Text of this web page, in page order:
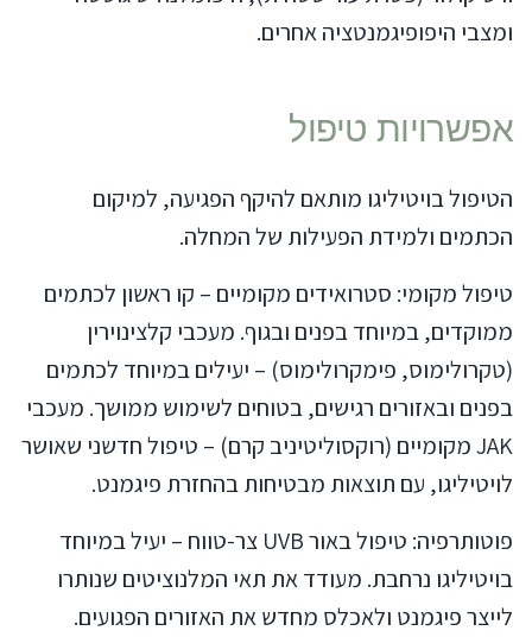
ומצבי היפופיגמנטציה אחרים.
אפשרויות טיפול
הטיפול בויטיליגו מותאם להיקף הפגיעה, למיקום
הכתמים ולמידת הפעילות של המחלה.
טיפול מקומי: סטרואידים מקומיים – קו ראשון לכתמים
ממוקדים, במיוחד בפנים ובגוף. מעכבי קלצינוירין
(טקרולימוס, פימקרולימוס) – יעילים במיוחד לכתמים
בפנים ובאזורים רגישים, בטוחים לשימוש ממושך. מעכבי
JAK מקומיים (רוקסוליטיניב קרם) – טיפול חדשני שאושר
לויטיליגו, עם תוצאות מבטיחות בהחזרת פיגמנט.
פוטותרפיה: טיפול באור UVB צר-טווח – יעיל במיוחד
בויטיליגו נרחבת. מעודד את תאי המלנוציטים שנותרו
לייצר פיגמנט ולאכלס מחדש את האזורים הפגועים.